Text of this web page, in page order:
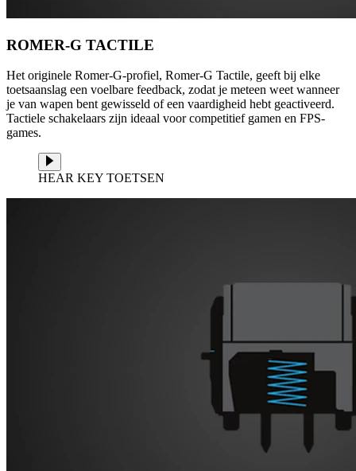
ROMER-G TACTILE
Het originele Romer-G-profiel, Romer-G Tactile, geeft bij elke
toetsaanslag een voelbare feedback, zodat je meteen weet wanneer
je van wapen bent gewisseld of een vaardigheid hebt geactiveerd.
Tactiele schakelaars zijn ideaal voor competitief gamen en FPS-
games.
HEAR KEY TOETSEN